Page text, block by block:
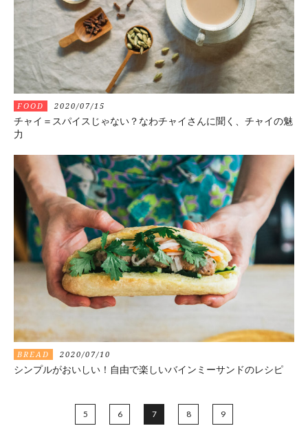
FOOD 2020/07/15
チャイ＝スパイスじゃない？なわチャイさんに聞く、チャイの魅
力
BREAD 2020/07/10
シンプルがおいしい！自由で楽しいバインミーサンドのレシピ
5 6 7 8 9